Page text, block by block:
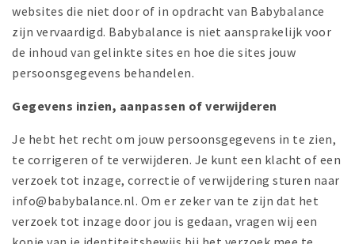
websites die niet door of in opdracht van Babybalance
zijn vervaardigd. Babybalance is niet aansprakelijk voor
de inhoud van gelinkte sites en hoe die sites jouw
persoonsgegevens behandelen.
Gegevens inzien, aanpassen of verwijderen
Je hebt het recht om jouw persoonsgegevens in te zien,
te corrigeren of te verwijderen. Je kunt een klacht of een
verzoek tot inzage, correctie of verwijdering sturen naar
info@babybalance.nl. Om er zeker van te zijn dat het
verzoek tot inzage door jou is gedaan, vragen wij een